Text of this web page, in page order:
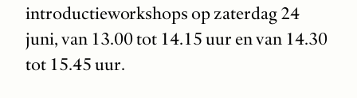
introductieworkshops op zaterdag 24
juni, van 13.00 tot 14.15 uur en van 14.30
tot 15.45 uur.